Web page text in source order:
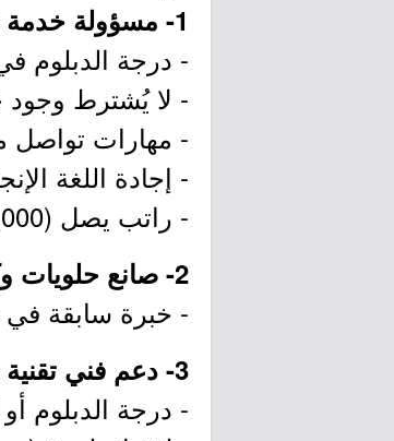
1- مسؤولة خدمة عملاء (العدد 4 وظائف):
- درجة الدبلوم
- لا يُشترط وجود
- مهارات تواصل
- إجادة اللغة
- راتب يصل (5,000 ريال).
2- صانع حلويات وكيك:
- خبرة سابقة في
3- دعم فني تقنية معلومات (وظيفتان):
- درجة الدبلوم